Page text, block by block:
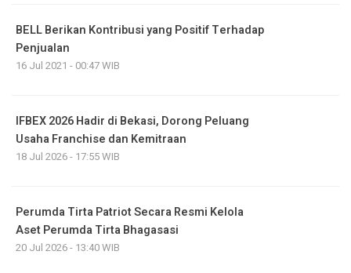
BELL Berikan Kontribusi yang Positif Terhadap
Penjualan
16 Jul 2021 - 00:47 WIB
IFBEX 2026 Hadir di Bekasi, Dorong Peluang
Usaha Franchise dan Kemitraan
18 Jul 2026 - 17:55 WIB
Perumda Tirta Patriot Secara Resmi Kelola
Aset Perumda Tirta Bhagasasi
20 Jul 2026 - 13:40 WIB